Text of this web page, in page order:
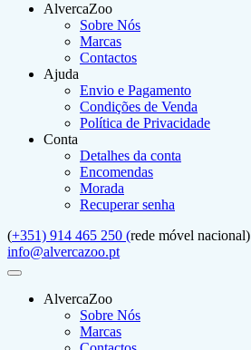
AlvercaZoo
Sobre Nós
Marcas
Contactos
Ajuda
Envio e Pagamento
Condições de Venda
Política de Privacidade
Conta
Detalhes da conta
Encomendas
Morada
Recuperar senha
(+351) 914 465 250 (rede móvel nacional)
info@alvercazoo.pt
AlvercaZoo
Sobre Nós
Marcas